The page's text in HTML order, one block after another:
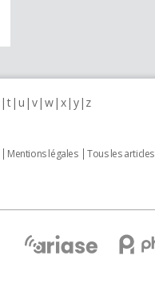
t u v w x y z
Mentions légales Tous les articles